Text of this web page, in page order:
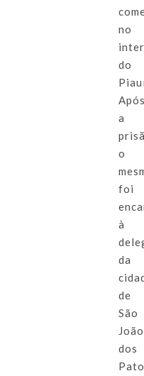
no
do
a
o
foi
à
da
de
São
João
dos